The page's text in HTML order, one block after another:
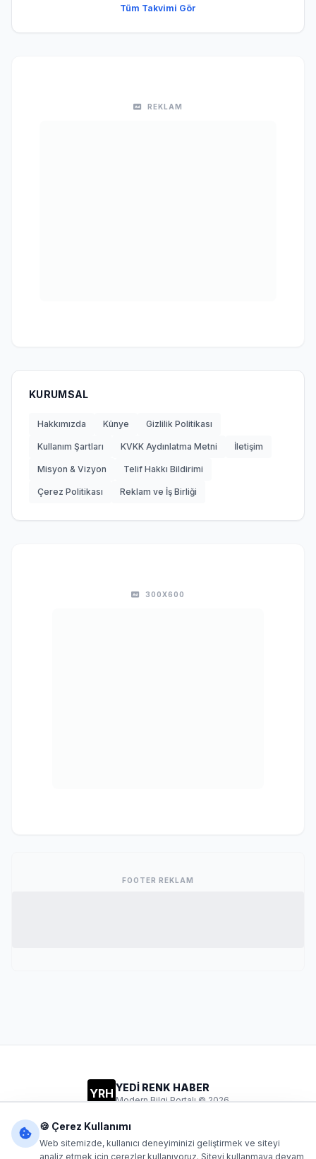
Tüm Takvimi Gör
REKLAM
KURUMSAL
Hakkımızda Künye Gizlilik Politikası
Kullanım Şartları KVKK Aydınlatma Metni İletişim
Misyon & Vizyon Telif Hakkı Bildirimi
Çerez Politikası Reklam ve İş Birliği
300X600
FOOTER REKLAM
YRH YEDİ RENK HABER
Modern Bilgi Portalı © 2026
🍪 Çerez Kullanımı
Web sitemizde, kullanıcı deneyiminizi geliştirmek ve siteyi
analiz etmek için çerezler kullanıyoruz. Siteyi kullanmaya devam